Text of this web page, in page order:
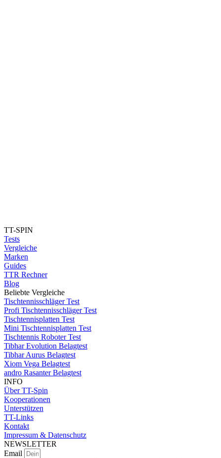
TT-SPIN
Tests
Vergleiche
Marken
Guides
TTR Rechner
Blog
Beliebte Vergleiche
Tischtennisschläger Test
Profi Tischtennisschläger Test
Tischtennisplatten Test
Mini Tischtennisplatten Test
Tischtennis Roboter Test
Tibhar Evolution Belagtest
Tibhar Aurus Belagtest
Xiom Vega Belagtest
andro Rasanter Belagtest
INFO
Über TT-Spin
Kooperationen
Unterstützen
TT-Links
Kontakt
Impressum & Datenschutz
NEWSLETTER
Email